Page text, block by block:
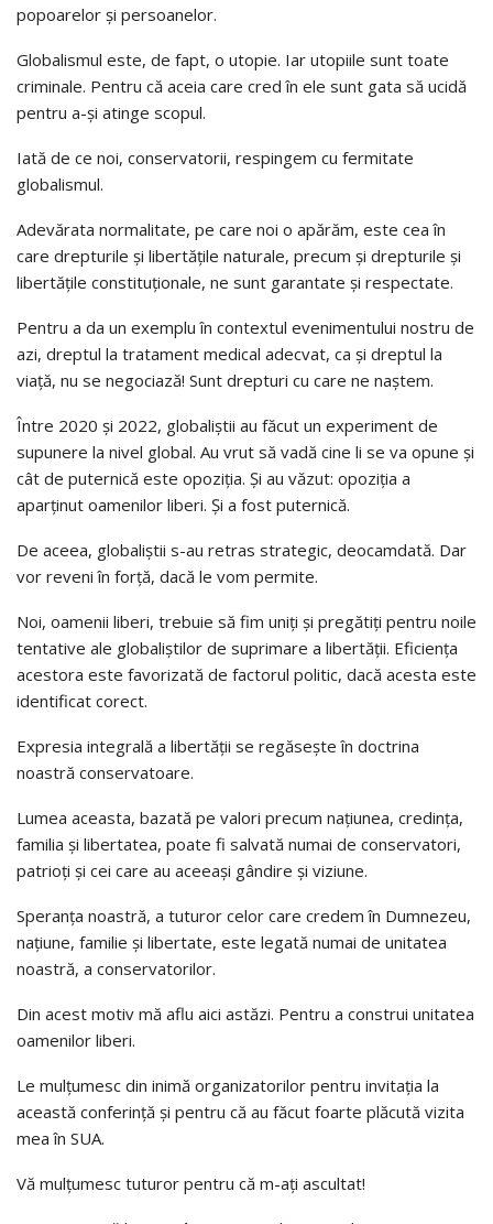
popoarelor și persoanelor.
Globalismul este, de fapt, o utopie. Iar utopiile sunt toate
criminale. Pentru că aceia care cred în ele sunt gata să ucidă
pentru a-și atinge scopul.
Iată de ce noi, conservatorii, respingem cu fermitate
globalismul.
Adevărata normalitate, pe care noi o apărăm, este cea în
care drepturile și libertățile naturale, precum și drepturile și
libertățile constituționale, ne sunt garantate și respectate.
Pentru a da un exemplu în contextul evenimentului nostru de
azi, dreptul la tratament medical adecvat, ca și dreptul la
viață, nu se negociază! Sunt drepturi cu care ne naștem.
Între 2020 și 2022, globaliștii au făcut un experiment de
supunere la nivel global. Au vrut să vadă cine li se va opune și
cât de puternică este opoziția. Și au văzut: opoziția a
aparținut oamenilor liberi. Și a fost puternică.
De aceea, globaliștii s-au retras strategic, deocamdată. Dar
vor reveni în forță, dacă le vom permite.
Noi, oamenii liberi, trebuie să fim uniți și pregătiți pentru noile
tentative ale globaliștilor de suprimare a libertății. Eficiența
acestora este favorizată de factorul politic, dacă acesta este
identificat corect.
Expresia integrală a libertății se regăsește în doctrina
noastră conservatoare.
Lumea aceasta, bazată pe valori precum națiunea, credința,
familia și libertatea, poate fi salvată numai de conservatori,
patrioți și cei care au aceeași gândire și viziune.
Speranța noastră, a tuturor celor care credem în Dumnezeu,
națiune, familie și libertate, este legată numai de unitatea
noastră, a conservatorilor.
Din acest motiv mă aflu aici astăzi. Pentru a construi unitatea
oamenilor liberi.
Le mulțumesc din inimă organizatorilor pentru invitația la
această conferință și pentru că au făcut foarte plăcută vizita
mea în SUA.
Vă mulțumesc tuturor pentru că m-ați ascultat!